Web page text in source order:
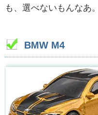
も、選べないもんなあ。
BMW M4